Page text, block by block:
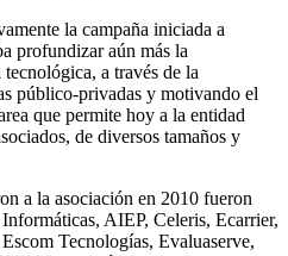
la campaña iniciada a
profundizar aún más la
a través de la
público-privadas y motivando el
que permite hoy a la entidad
de diversos tamaños y
a la asociación en 2010 fueron
AIEP, Celeris, Ecarrier,
Tecnologías, Evaluaserve,